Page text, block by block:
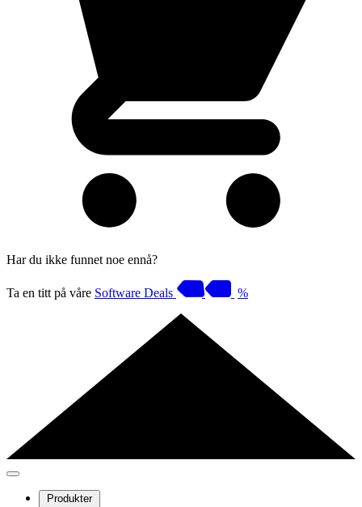
Har du ikke funnet noe ennå?
Ta en titt på våre Software Deals %
Produkter